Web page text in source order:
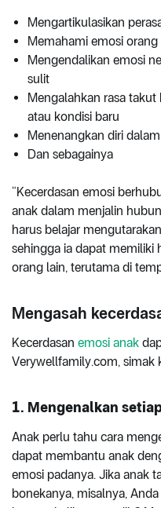
Mengartikulasikan
Memahami emosi orang
Mengendalikan emosi
sulit
Mengalahkan rasa
atau kondisi baru
Menenangkan diri
Dan sebagainya
“Kecerdasan emosi
anak dalam menjalin
harus belajar
sehingga ia dapat memiliki
orang lain, terutama di
Mengasah
Kecerdasan emosi anak
Verywellfamily.com, simak
1. Mengenalkan
Anak perlu tahu cara
dapat membantu anak
emosi padanya. Jika anak
bonekanya, misalnya,